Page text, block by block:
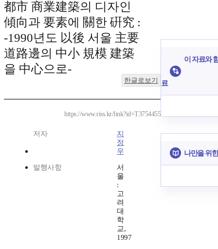
都市 商業建築의 디자인
傾向과 要素에 關한 硏究 :
-1990년도 以後 서울 主要
道路邊의 中小 規模 建築
을 中心으로-
한글로보기
https://www.riss.kr/link?id=T3754455
저자
지
정
우
발행사항
서
울
:
고
려
대
학
교,
1997
이 자료와
료
나만을 위